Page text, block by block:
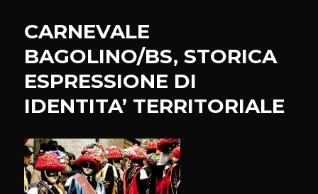
AND
MADE
CARNEVALE
BAGOLINO/BS, STORICA
ESPRESSIONE DI
IDENTITA’ TERRITORIALE